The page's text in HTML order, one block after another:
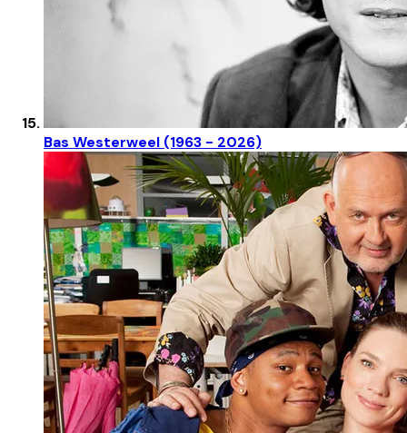
Bas Westerweel (1963 - 2026)